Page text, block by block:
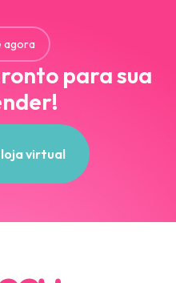
agora
para sua
virtual